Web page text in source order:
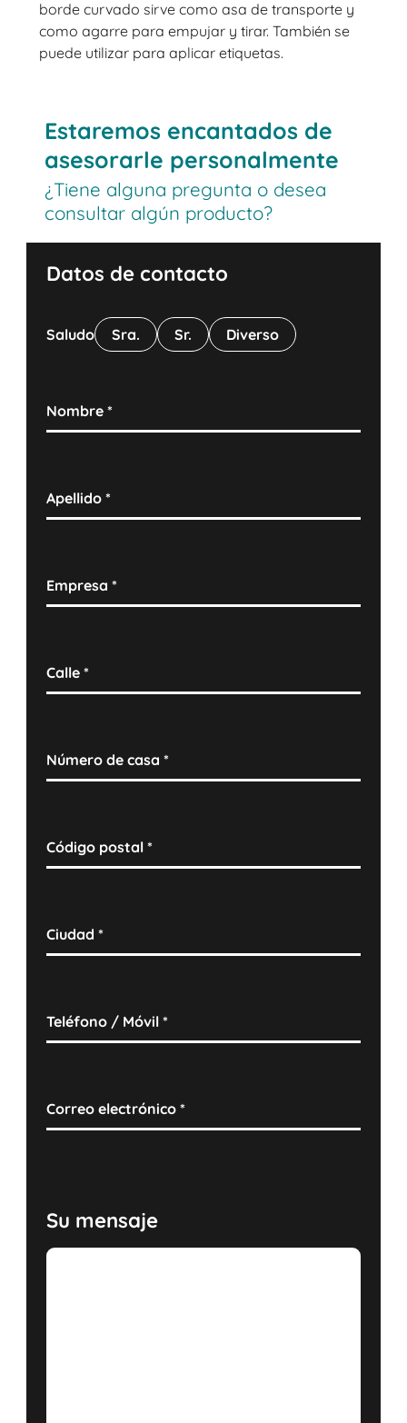
borde curvado sirve como asa de transporte y
como agarre para empujar y tirar. También se
puede utilizar para aplicar etiquetas.
Estaremos encantados de
asesorarle personalmente
¿Tiene alguna pregunta o desea
consultar algún producto?
Datos de contacto
Saludo Sra. Sr. Diverso
Nombre*
Apellido*
Empresa*
Calle*
Número de casa*
Código postal*
Ciudad*
Teléfono / Móvil*
Correo electrónico*
Su mensaje